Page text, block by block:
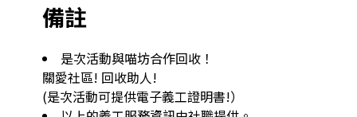
備註
是次活動與喵坊合作回收！
關愛社區! 回收助人!
(是次活動可提供電子義工證明書!）